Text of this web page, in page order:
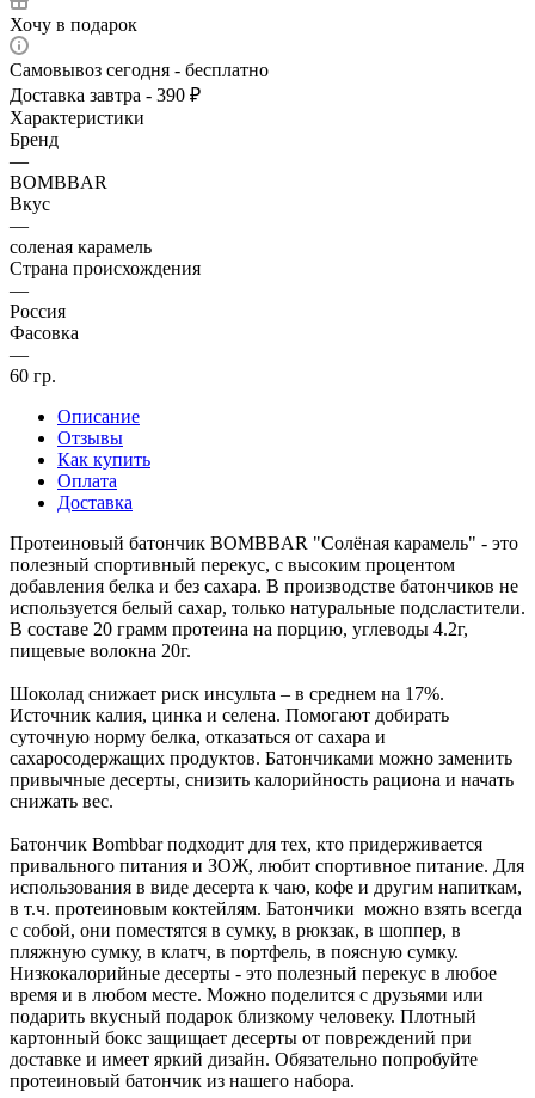
Хочу в подарок
Самовывоз сегодня - бесплатно
Доставка завтра - 390 ₽
Характеристики
Бренд
—
BOMBBAR
Вкус
—
соленая карамель
Страна происхождения
—
Россия
Фасовка
—
60 гр.
Описание
Отзывы
Как купить
Оплата
Доставка
Протеиновый батончик BOMBBAR "Солёная карамель" - это
полезный спортивный перекус, с высоким процентом
добавления белка и без сахара. В производстве батончиков не
используется белый сахар, только натуральные подсластители.
В составе 20 грамм протеина на порцию, углеводы 4.2г,
пищевые волокна 20г.
Шоколад снижает риск инсульта – в среднем на 17%.
Источник калия, цинка и селена. Помогают добирать
суточную норму белка, отказаться от сахара и
сахаросодержащих продуктов. Батончиками можно заменить
привычные десерты, снизить калорийность рациона и начать
снижать вес.
Батончик Bombbar подходит для тех, кто придерживается
привального питания и ЗОЖ, любит спортивное питание. Для
использования в виде десерта к чаю, кофе и другим напиткам,
в т.ч. протеиновым коктейлям. Батончики можно взять всегда
с собой, они поместятся в сумку, в рюкзак, в шоппер, в
пляжную сумку, в клатч, в портфель, в поясную сумку.
Низкокалорийные десерты - это полезный перекус в любое
время и в любом месте. Можно поделится с друзьями или
подарить вкусный подарок близкому человеку. Плотный
картонный бокс защищает десерты от повреждений при
доставке и имеет яркий дизайн. Обязательно попробуйте
протеиновый батончик из нашего набора.